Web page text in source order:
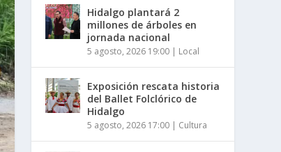
Hidalgo plantará 2
millones de árboles en
jornada nacional
5 agosto, 2026 19:00 | Local
Exposición rescata historia
del Ballet Folclórico de
Hidalgo
5 agosto, 2026 17:00 | Cultura